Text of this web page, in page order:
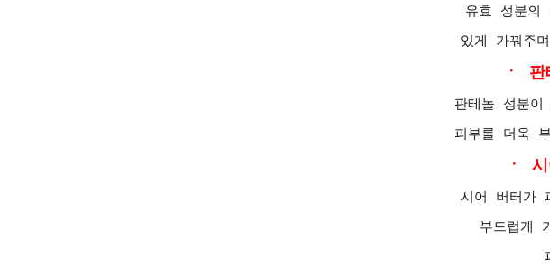
유효 성분의
있게 가꿔주
ㆍ
판테놀 성분
피부를 더욱
ㆍ
시어 버터가
부드럽게